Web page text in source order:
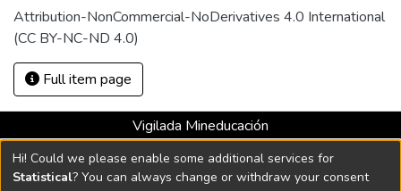
Attribution-NonCommercial-NoDerivatives 4.0 International
Full item page
Vigilada Mineducación
Universidad con Acreditación Institucional hasta 2026 -
Resolución MEN 2158 de 2018
Hi! Could we please enable some additional services for
Statistical? You can always change or withdraw your consent